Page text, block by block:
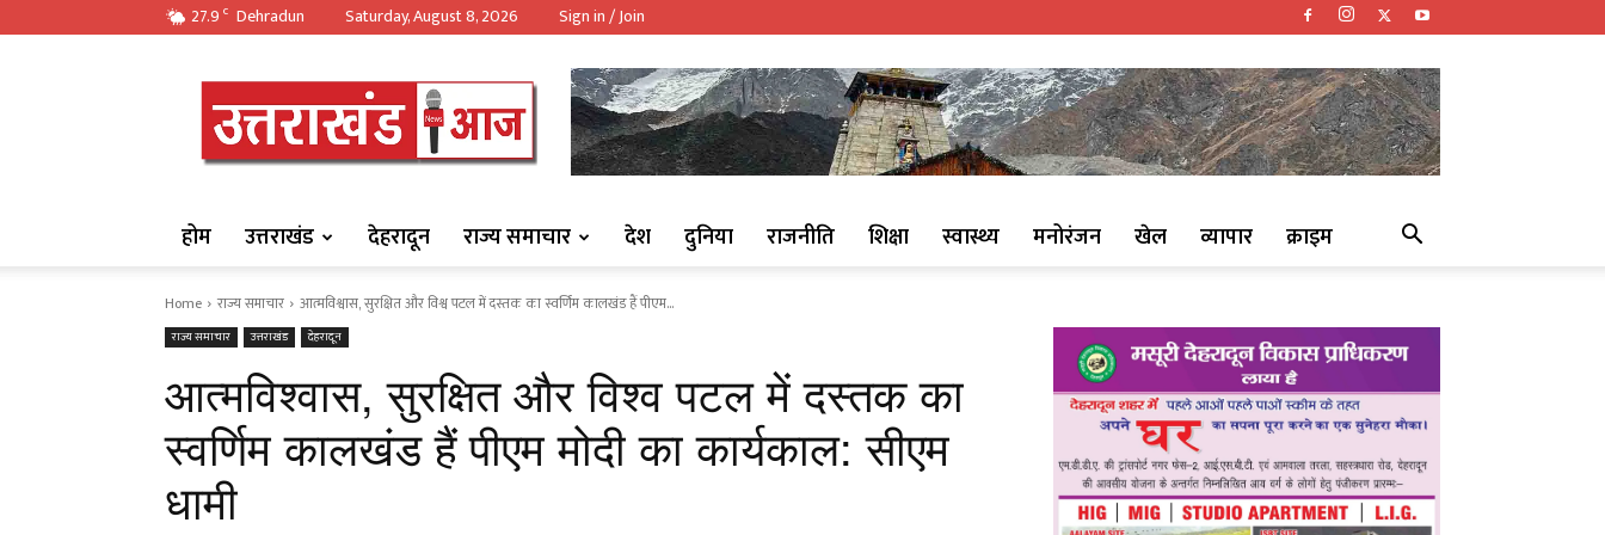
27.9 C Dehradun Saturday, August 8, 2026 Sign in / Join
https://uttarakhandaaj.com/
होम उत्तराखंड देहरादून राज्य समाचार देश दुनिया राजनीति शिक्षा स्वास्थ्य मनोरंजन खेल व्यापार क्राइम
Home राज्य समाचार आत्मविश्वास, सुरक्षित और विश्व पटल में दस्तक का स्वर्णिम कालखंड हैं पीएम...
राज्य समाचार उत्तराखंड देहरादून
आत्मविश्वास, सुरक्षित और विश्व पटल में दस्तक का
स्वर्णिम कालखंड हैं पीएम मोदी का कार्यकाल: सीएम
धामी